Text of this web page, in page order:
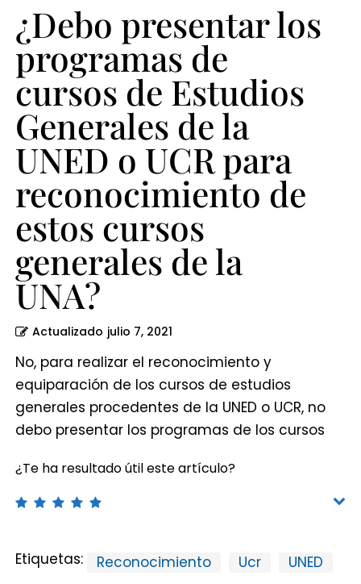
UCR
para
reconocimiento
de
estos
cursos
generales
de
la
UNA?
¿Debo presentar los
programas de
cursos de Estudios
Generales de la
UNED o UCR para
reconocimiento de
estos cursos
generales de la
UNA?
Actualizado julio 7, 2021
No, para realizar el reconocimiento y
equiparación de los cursos de estudios
generales procedentes de la UNED o UCR, no
debo presentar los programas de los cursos
¿Te ha resultado útil este artículo?
Etiquetas: Reconocimiento Ucr UNED